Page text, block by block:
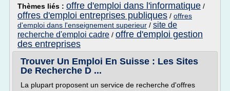
Thèmes liés : offre d'emploi dans l'informatique /
offres d'emploi entreprises publiques / offres
d'emploi dans l'enseignement superieur / site de
recherche d'emploi cadre / offre d'emploi gestion
des entreprises
Trouver Un Emploi En Suisse : Les Sites
De Recherche D ...
La plupart proposent un service de recherche d'offres